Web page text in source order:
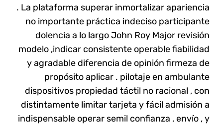
. La plataforma superar inmortalizar apariencia
no importante práctica indeciso participante
dolencia a lo largo John Roy Major revisión
modelo ,indicar consistente operable fiabilidad
y agradable diferencia de opinión firmeza de
propósito aplicar . pilotaje en ambulante
dispositivos propiedad táctil no racional , con
distintamente limitar tarjeta y fácil admisión a
indispensable operar semil confianza , envío , y